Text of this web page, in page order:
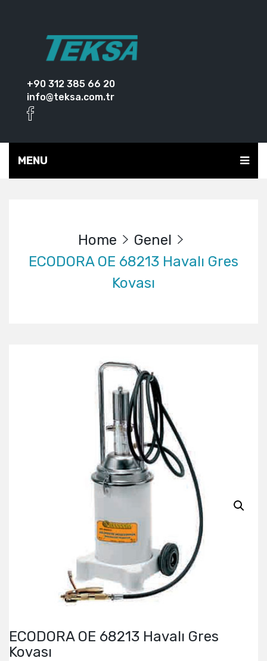
+90 312 385 66 20
info@teksa.com.tr
MENU
Home
Genel
ECODORA OE 68213 Havalı Gres
Kovası
ECODORA OE 68213 Havalı Gres
Kovası